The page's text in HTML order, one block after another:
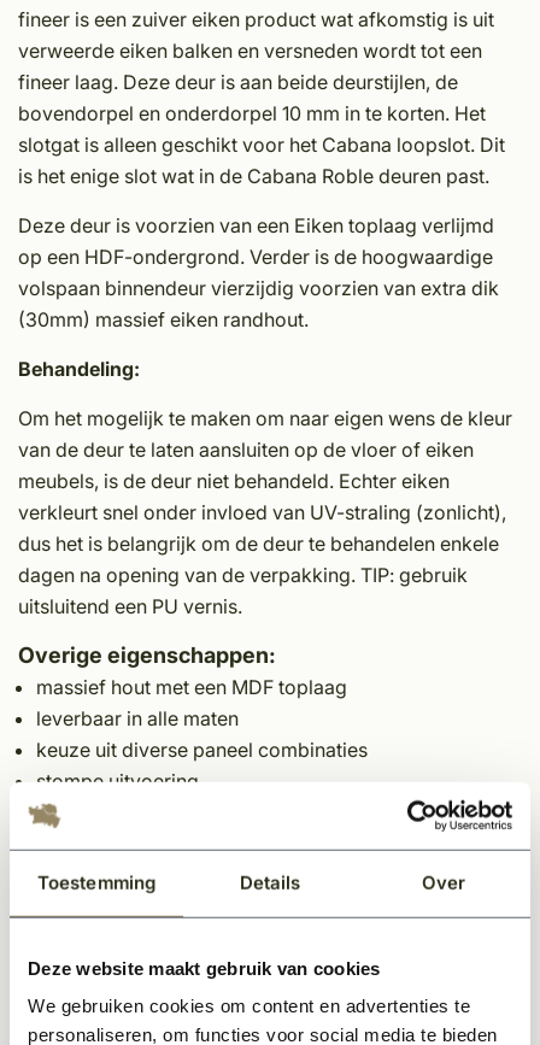
Toestemming Details Over
Deze website maakt gebruik van cookies
We gebruiken cookies om content en advertenties te
personaliseren, om functies voor social media te bieden
fineer is een zuiver eiken product wat afkomstig is uit
verweerde eiken balken en versneden wordt tot een
fineer laag. Deze deur is aan beide deurstijlen, de
bovendorpel en onderdorpel 10 mm in te korten. Het
slotgat is alleen geschikt voor het Cabana loopslot. Dit
is het enige slot wat in de Cabana Roble deuren past.
Deze deur is voorzien van een Eiken toplaag verlijmd
op een HDF-ondergrond. Verder is de hoogwaardige
volspaan binnendeur vierzijdig voorzien van extra dik
(30mm) massief eiken randhout.
Behandeling:
Om het mogelijk te maken om naar eigen wens de kleur
van de deur te laten aansluiten op de vloer of eiken
meubels, is de deur niet behandeld. Echter eiken
verkleurt snel onder invloed van UV-straling (zonlicht),
dus het is belangrijk om de deur te behandelen enkele
dagen na opening van de verpakking. TIP: gebruik
uitsluitend een PU vernis.
Overige eigenschappen:
massief hout met een MDF toplaag
leverbaar in alle maten
keuze uit diverse paneel combinaties
stompe uitvoering
paneeldikte 3,9 cm
onbehandeld
slotgat uitsluitend te gebruiken i.c.m. Cabana slot
Cabana sloten
Let op: